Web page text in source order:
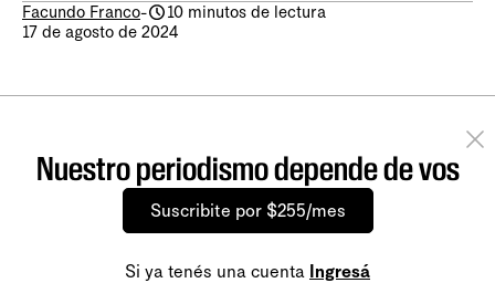
Facundo Franco-
10 minutos de lectura
17 de agosto de 2024
Nuestro periodismo depende de vos
Suscribite por $255/mes
Si ya tenés una cuenta Ingresá